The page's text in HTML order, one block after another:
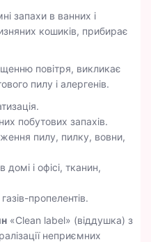
запахи в ванних і
кошиків, прибирає
повітря, викликає
пилу і алергенів.
побутових запахів.
пилу, пилку, вовни,
і офісі, тканин,
пропелентів.
«Clean label» (віддушка) з
неприємних